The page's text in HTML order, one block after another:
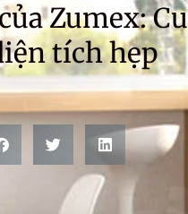
Zumex:
tích hẹp